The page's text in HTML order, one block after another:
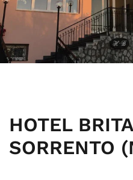
HOTEL
SORRENTO